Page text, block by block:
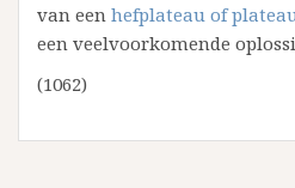
van een hefplateau of
een veelvoorkomende
(1062)